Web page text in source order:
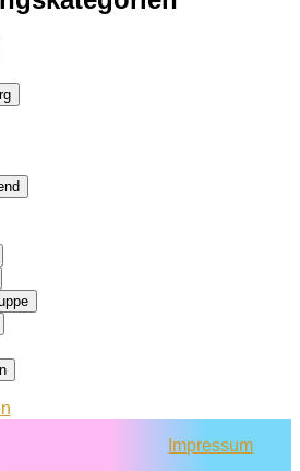
Impressum